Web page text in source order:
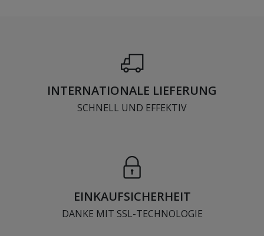
INTERNATIONALE LIEFERUNG
SCHNELL UND EFFEKTIV
EINKAUFSICHERHEIT
DANKE MIT SSL-TECHNOLOGIE